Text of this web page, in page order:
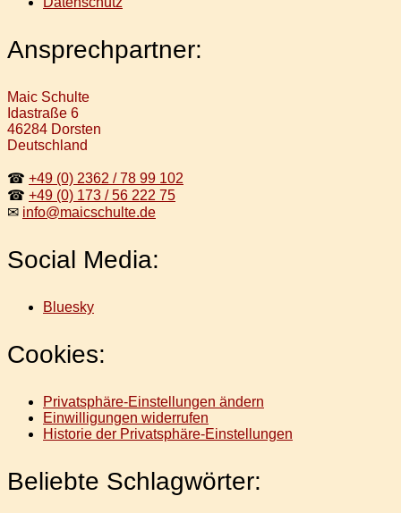
Ansprechpartner:
Maic Schulte
Idastraße 6
46284 Dorsten
Deutschland
☎ +49 (0) 2362 / 78 99 102
☎ +49 (0) 173 / 56 222 75
✉ info@maicschulte.de
Social Media:
Bluesky
Cookies:
Privatsphäre-Einstellungen ändern
Einwilligungen widerrufen
Historie der Privatsphäre-Einstellungen
Beliebte Schlagwörter: